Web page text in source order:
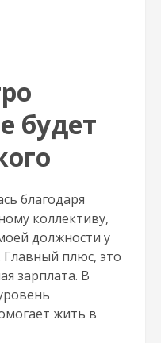
будет
благодаря
коллективу,
должности у
плюс, это
зарплата. В
жить в